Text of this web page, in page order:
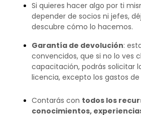
Si quieres hacer algo por ti
depender de socios ni jefes,
descubre cómo lo hacemos.
Garantía de devolución:
convencidos, que si no lo ves
capacitación, podrás solicitar
licencia, excepto los gastos
Contarás con todos los
conocimientos,